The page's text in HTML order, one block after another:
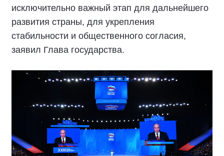
исключительно важный этап для дальнейшего
развития страны, для укрепления
стабильности и общественного согласия,
заявил Глава государства.